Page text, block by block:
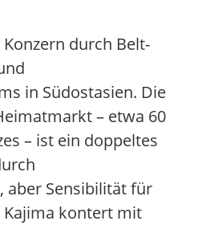
durch Belt-
in Südostasien. Die
– etwa 60
– ist ein doppeltes
aber Sensibilität für
Kajima kontert mit